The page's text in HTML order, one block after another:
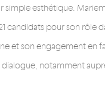
simple esthétique.
candidats pour son rôle
et son engagement en
dialogue, notamment